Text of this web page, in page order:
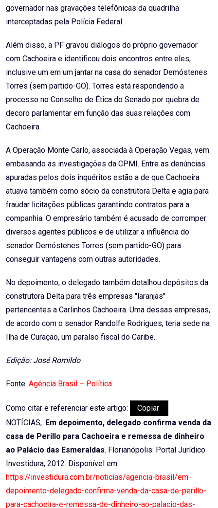
governador nas gravações telefônicas da quadrilha
interceptadas pela Polícia Federal.
Além disso, a PF gravou diálogos do próprio governador
com Cachoeira e identificou dois encontros entre eles,
inclusive um em um jantar na casa do senador Demóstenes
Torres (sem partido-GO). Torres está respondendo a
processo no Conselho de Ética do Senado por quebra de
decoro parlamentar em função das suas relações com
Cachoeira.
A Operação Monte Carlo, associada à Operação Vegas, vem
embasando as investigações da CPMI. Entre as denúncias
apuradas pelos dois inquéritos estão a de que Cachoeira
atuava também como sócio da construtora Delta e agia para
fraudar licitações públicas garantindo contratos para a
companhia. O empresário também é acusado de corromper
diversos agentes públicos e de utilizar a influência do
senador Demóstenes Torres (sem partido-GO) para
conseguir vantagens com outras autoridades.
No depoimento, o delegado também detalhou depósitos da
construtora Delta para três empresas "laranjas"
pertencentes a Carlinhos Cachoeira. Uma dessas empresas,
de acordo com o senador Randolfe Rodrigues, teria sede na
Ilha de Curaçao, um paraíso fiscal do Caribe.
Edição: José Romildo
Fonte: Agência Brasil – Política
Como citar e referenciar este artigo:
Copiar
NOTÍCIAS,. Em depoimento, delegado confirma venda da
casa de Perillo para Cachoeira e remessa de dinheiro
ao Palácio das Esmeraldas. Florianópolis: Portal Jurídico
Investidura, 2012. Disponível em:
https://investidura.com.br/noticias/agencia-brasil/em-
depoimento-delegado-confirma-venda-da-casa-de-perillo-
para-cachoeira-e-remessa-de-dinheiro-ao-palacio-das-